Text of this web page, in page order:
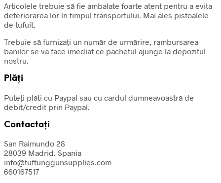
Articolele trebuie să fie ambalate foarte atent pentru a evita
deteriorarea lor în timpul transportului. Mai ales pistoalele
de tufuit.
Trebuie să furnizați un număr de urmărire, rambursarea
banilor se va face imediat ce pachetul ajunge la depozitul
nostru.
Plăți
Puteți plăti cu Paypal sau cu cardul dumneavoastră de
debit/credit prin Paypal.
Contactați
San Raimundo 28
28039 Madrid. Spania
info@tuftunggunsupplies.com
660167517